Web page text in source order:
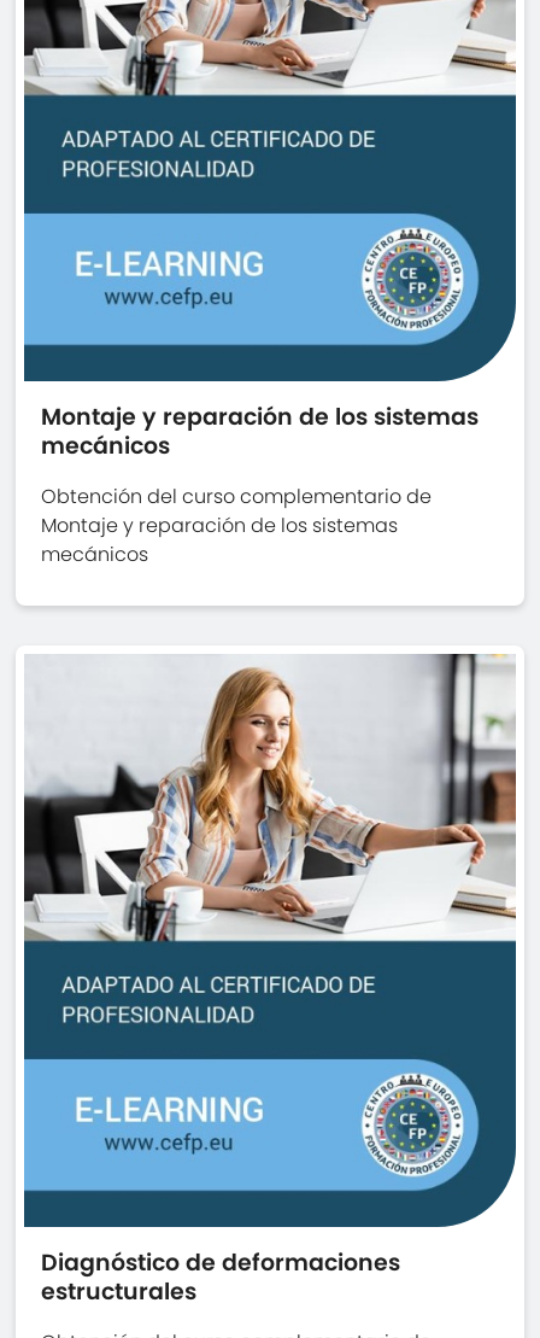
Montaje y reparación de los sistemas
mecánicos
Obtención del curso complementario de
Montaje y reparación de los sistemas
mecánicos
Diagnóstico de deformaciones
estructurales